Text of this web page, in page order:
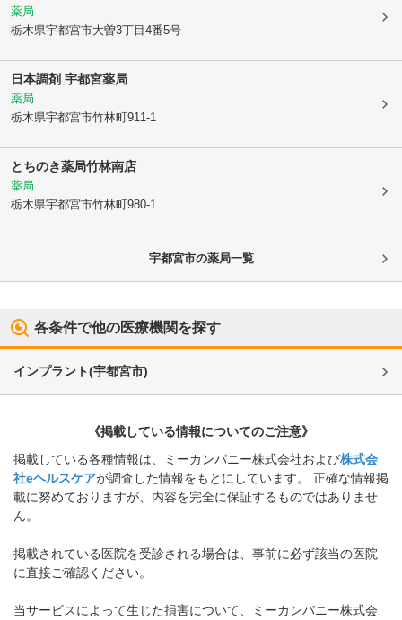
薬局
栃木県宇都宮市大曽3丁目4番5号
日本調剤 宇都宮薬局
薬局
栃木県宇都宮市竹林町911-1
とちのき薬局竹林南店
薬局
栃木県宇都宮市竹林町980-1
宇都宮市の薬局一覧
各条件で他の医療機関を探す
インプラント(宇都宮市)
《掲載している情報についてのご注意》
掲載している各種情報は、ミーカンパニー株式会社および株式会
社eヘルスケアが調査した情報をもとにしています。 正確な情報掲
載に努めておりますが、内容を完全に保証するものではありませ
ん。
掲載されている医院を受診される場合は、事前に必ず該当の医院
に直接ご確認ください。
当サービスによって生じた損害について、ミーカンパニー株式会